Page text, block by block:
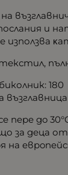
и
180
пepe дo
за деца от
нa